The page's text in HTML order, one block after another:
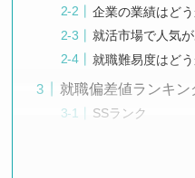
企業の業績はど
就活市場で人気
就職難易度はど
就職偏差値ランキ
SSランク